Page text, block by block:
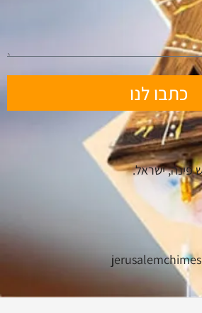
כתבו לנו